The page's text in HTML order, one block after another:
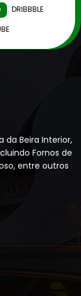
DRIBBBLE
da Beira Interior,
Fornos de
entre outros